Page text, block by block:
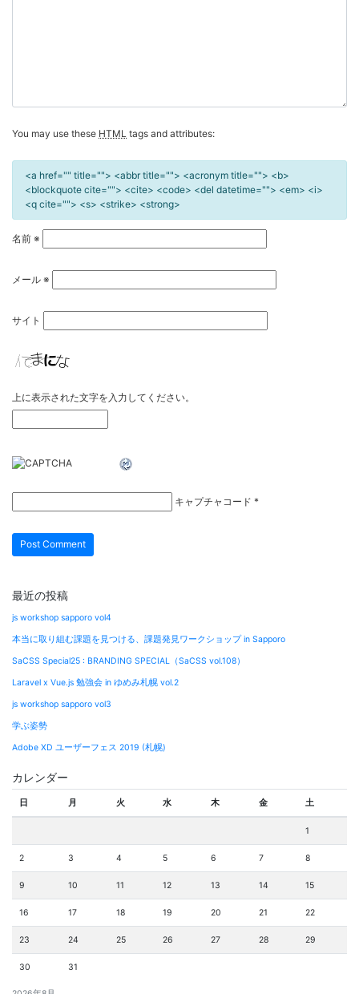
You may use these HTML tags and attributes:
<a href="" title=""> <abbr title=""> <acronym title=""> <b>
<blockquote cite=""> <cite> <code> <del datetime=""> <em> <i>
<q cite=""> <s> <strike> <strong>
名前 ※
メール ※
サイト
上に表示された文字を入力してください。
キャプチャコード *
最近の投稿
js workshop sapporo vol4
本当に取り組む課題を見つける、課題発見ワークショップ in Sapporo
SaCSS Special25 : BRANDING SPECIAL（SaCSS vol.108）
Laravel x Vue.js 勉強会 in ゆめみ札幌 vol.2
js workshop sapporo vol3
学ぶ姿勢
Adobe XD ユーザーフェス 2019 (札幌)
カレンダー
日 月 火 水 木 金 土
1
2 3 4 5 6 7 8
9 10 11 12 13 14 15
16 17 18 19 20 21 22
23 24 25 26 27 28 29
30 31